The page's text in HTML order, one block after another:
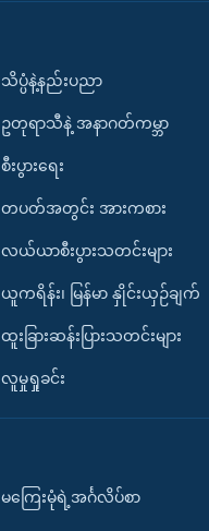
သိပ္ပံနဲ့နည်းပညာ
ဥတုရာသီနဲ့ အနာဂတ်ကမ္ဘာ
စီးပွားရေး
တပတ်အတွင်း အားကစား
လယ်ယာစီးပွားသတင်းများ
ယူကရိန်း၊ မြန်မာ နှိုင်းယှဉ်ချက်
ထူးခြားဆန်းပြားသတင်းများ
လူမှုရှုခင်း
မကြေးမုံရဲ့အင်္ဂလိပ်စာ